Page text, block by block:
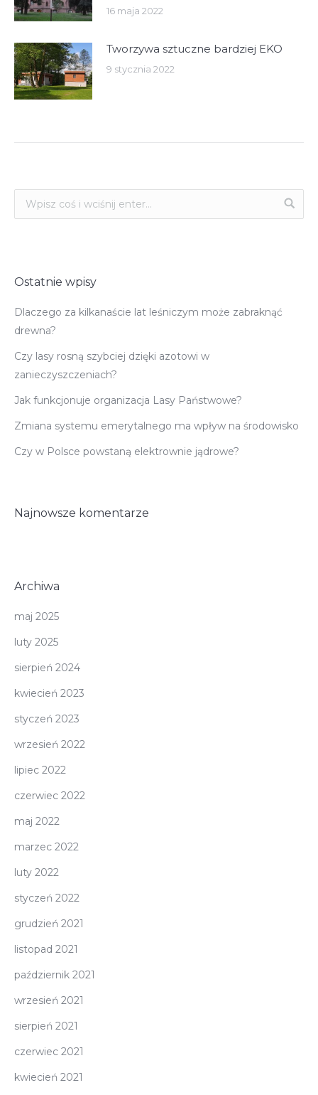
16 maja 2022
Tworzywa sztuczne bardziej EKO
9 stycznia 2022
Ostatnie wpisy
Dlaczego za kilkanaście lat leśniczym może zabraknąć
drewna?
Czy lasy rosną szybciej dzięki azotowi w
zanieczyszczeniach?
Jak funkcjonuje organizacja Lasy Państwowe?
Zmiana systemu emerytalnego ma wpływ na środowisko
Czy w Polsce powstaną elektrownie jądrowe?
Najnowsze komentarze
Archiwa
maj 2025
luty 2025
sierpień 2024
kwiecień 2023
styczeń 2023
wrzesień 2022
lipiec 2022
czerwiec 2022
maj 2022
marzec 2022
luty 2022
styczeń 2022
grudzień 2021
listopad 2021
październik 2021
wrzesień 2021
sierpień 2021
czerwiec 2021
kwiecień 2021